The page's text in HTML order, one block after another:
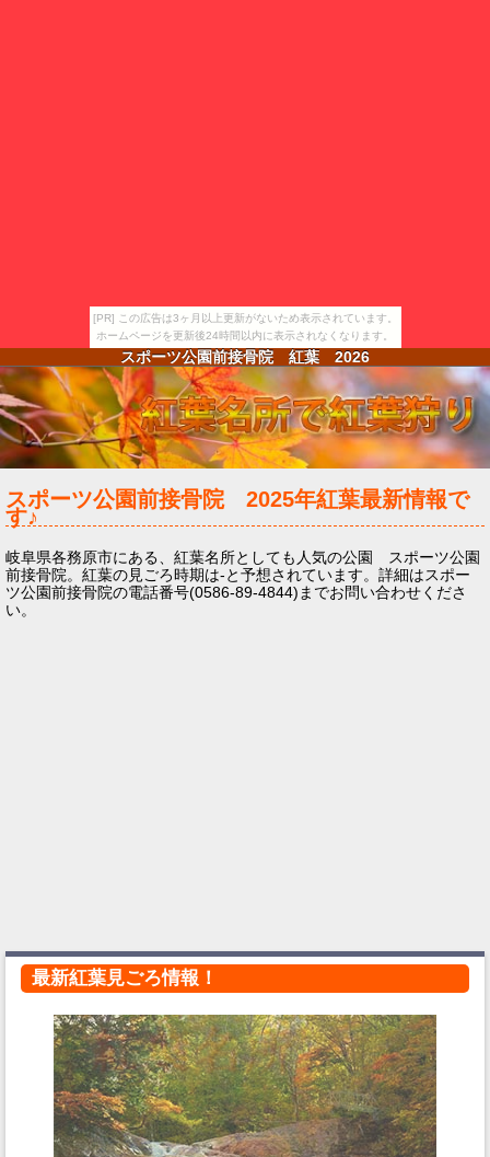
[PR] この広告は3ヶ月以上更新がないため表示されています。
ホームページを更新後24時間以内に表示されなくなります。
スポーツ公園前接骨院 紅葉 2026
スポーツ公園前接骨院 2025年紅葉最新情報で
す♪
岐阜県各務原市にある、紅葉名所としても人気の公園 スポーツ公園
前接骨院。紅葉の見ごろ時期は-と予想されています。詳細はスポー
ツ公園前接骨院の電話番号(0586-89-4844)までお問い合わせくださ
い。
最新紅葉見ごろ情報！